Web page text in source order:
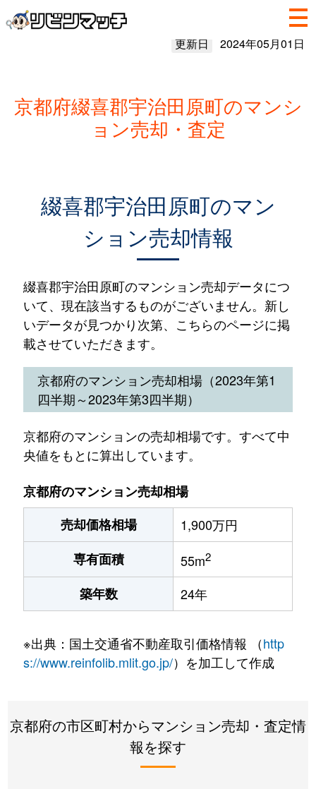
更新日 2024年05月01日
京都府綴喜郡宇治田原町のマンシ
ョン売却・査定
綴喜郡宇治田原町のマン
ション売却情報
綴喜郡宇治田原町のマンション売却データにつ
いて、現在該当するものがございません。新し
いデータが見つかり次第、こちらのページに掲
載させていただきます。
京都府のマンション売却相場（2023年第1
四半期～2023年第3四半期）
京都府のマンションの売却相場です。すべて中
央値をもとに算出しています。
京都府のマンション売却相場
売却価格相場
1,900万円
専有面積
55m2
築年数 24年
※出典：国土交通省不動産取引価格情報 （http
s://www.reinfolib.mlit.go.jp/）を加工して作成
京都府の市区町村からマンション売却・査定情
報を探す